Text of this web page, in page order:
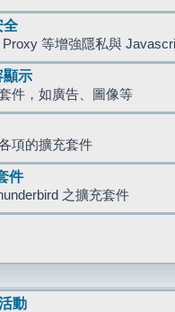
全
等增強隱私與
顯示
件，如廣告、圖像等
項的擴充套件
件
之擴充套件
動